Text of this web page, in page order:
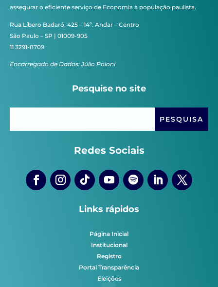
assegurar o eficiente serviço de Economia à população paulista.
Rua Líbero Badaró, 425 – 14º. Andar – Centro
São Paulo – SP | 01009-905
11 3291-8709
Encarregado de Dados: Júlio Poloni
Pesquise no site
Redes Sociais
Links rápidos
Página Inicial
Institucional
Registro
Portal Transparência
Eleições